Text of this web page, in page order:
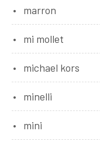
marron
mi mollet
michael kors
minelli
mini